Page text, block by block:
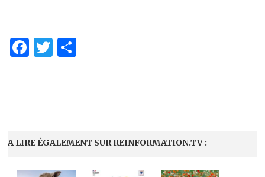
Facebook
Twitter
A LIRE ÉGALEMENT SUR REINFORMATION.TV :